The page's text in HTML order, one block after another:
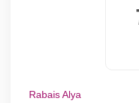
Rabais Alya